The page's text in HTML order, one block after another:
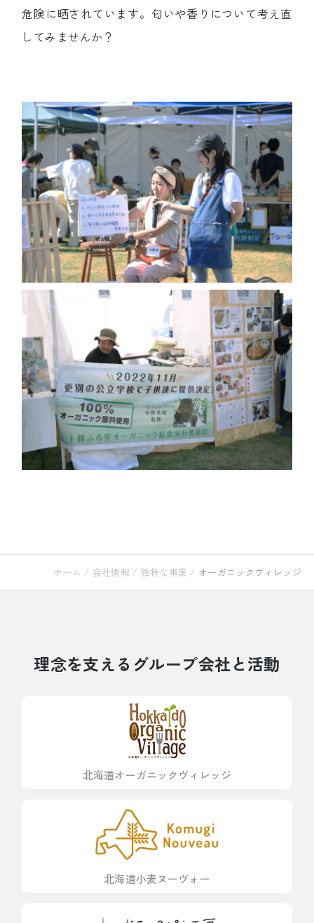
危険に晒されています。匂いや香りについて考え直
してみませんか？
ホーム / 会社情報 / 独特な事業 / オーガニックヴィレッジ
理念を支えるグループ会社と活動
北海道オーガニックヴィレッジ
北海道小麦ヌーヴォー